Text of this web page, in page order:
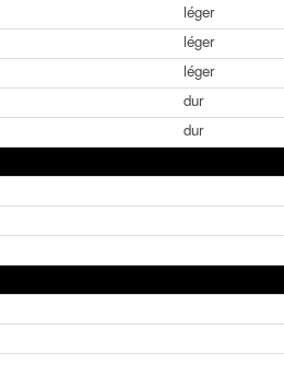
léger
léger
léger
dur
dur